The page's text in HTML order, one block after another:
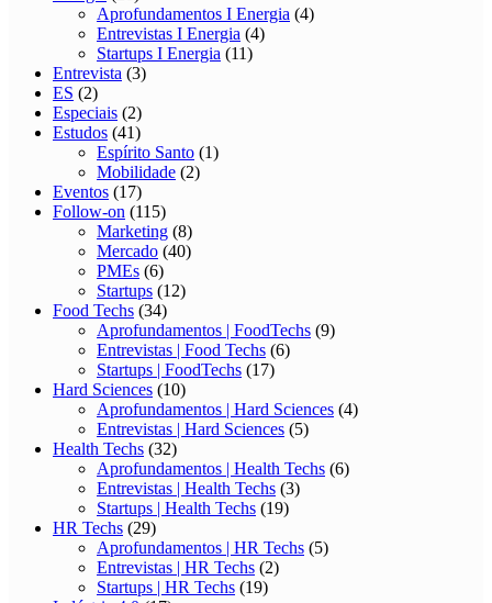
Aprofundamentos I Energia (4)
Entrevistas I Energia (4)
Startups I Energia (11)
Entrevista (3)
ES (2)
Especiais (2)
Estudos (41)
Espírito Santo (1)
Mobilidade (2)
Eventos (17)
Follow-on (115)
Marketing (8)
Mercado (40)
PMEs (6)
Startups (12)
Food Techs (34)
Aprofundamentos | FoodTechs (9)
Entrevistas | Food Techs (6)
Startups | FoodTechs (17)
Hard Sciences (10)
Aprofundamentos | Hard Sciences (4)
Entrevistas | Hard Sciences (5)
Health Techs (32)
Aprofundamentos | Health Techs (6)
Entrevistas | Health Techs (3)
Startups | Health Techs (19)
HR Techs (29)
Aprofundamentos | HR Techs (5)
Entrevistas | HR Techs (2)
Startups | HR Techs (19)